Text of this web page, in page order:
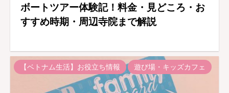
ボートツアー体験記！料金・見どころ・お
すすめ時期・周辺寺院まで解説
【ベトナム生活】お役立ち情報 遊び場・キッズカフェ